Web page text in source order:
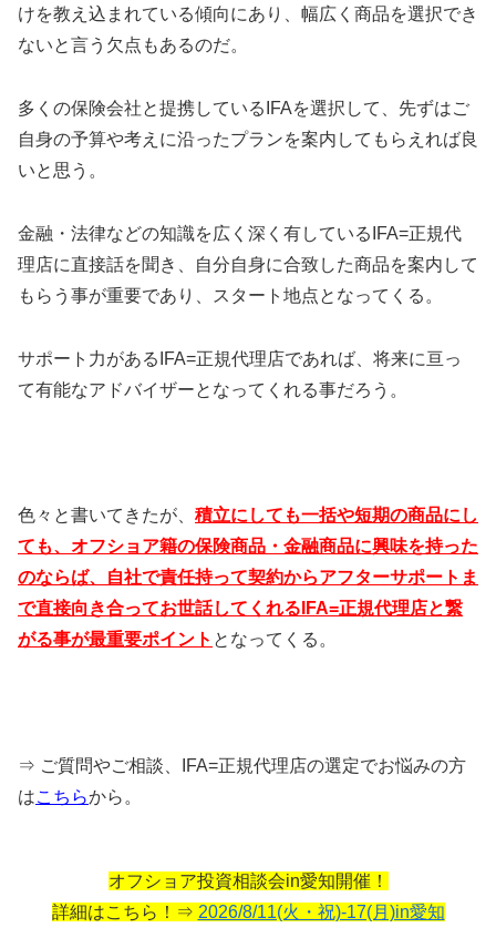
けを教え込まれている傾向にあり、幅広く商品を選択でき
ないと言う欠点もあるのだ。
多くの保険会社と提携しているIFAを選択して、先ずはご
自身の予算や考えに沿ったプランを案内してもらえれば良
いと思う。
金融・法律などの知識を広く深く有しているIFA=正規代
理店に直接話を聞き、自分自身に合致した商品を案内して
もらう事が重要であり、スタート地点となってくる。
サポート力があるIFA=正規代理店であれば、将来に亘っ
て有能なアドバイザーとなってくれる事だろう。
色々と書いてきたが、 積立にしても一括や短期の商品にし
ても、オフショア籍の保険商品・金融商品に興味を持った
のならば、自社で責任持って契約からアフターサポートま
で直接向き合ってお世話してくれるIFA=正規代理店と繋
がる事が最重要ポイント となってくる。
⇒ ご質問やご相談、IFA=正規代理店の選定でお悩みの方
はこちらから。
オフショア投資相談会in愛知開催！
詳細はこちら！⇒ 2026/8/11(火・祝)-17(月)in愛知